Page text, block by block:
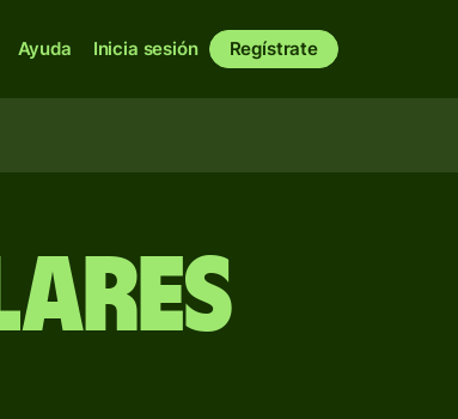
Ayuda Inicia sesión Regístrate